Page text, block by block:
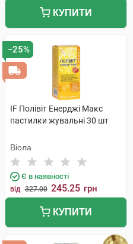
КУПИТИ
−25%
IF Полівіт Енерджі Макс
пастилки жувальні 30 шт
Віола
Є в наявності
від 327.00 245.25 грн
КУПИТИ